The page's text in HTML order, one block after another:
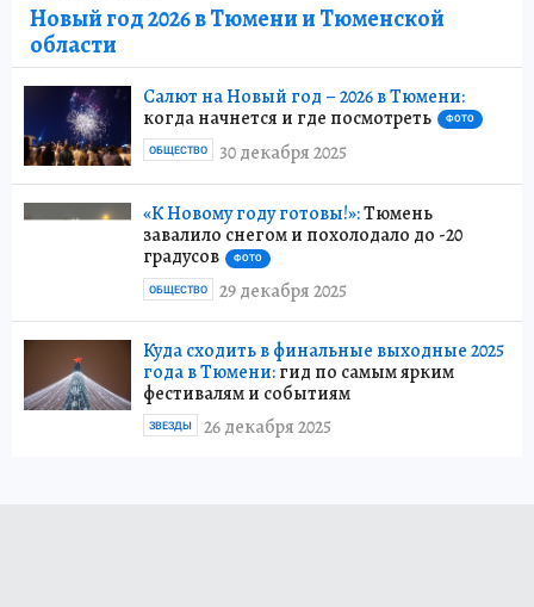
Новый год 2026 в Тюмени и Тюменской
области
Салют на Новый год – 2026 в Тюмени:
когда начнется и где посмотреть
ФОТО
30 декабря 2025
ОБЩЕСТВО
«К Новому году готовы!»:Тюмень
завалило снегом и похолодало до -20
градусов
ФОТО
29 декабря 2025
ОБЩЕСТВО
Куда сходить в финальные выходные 2025
года в Тюмени:гид по самым ярким
фестивалям и событиям
26 декабря 2025
ЗВЕЗДЫ